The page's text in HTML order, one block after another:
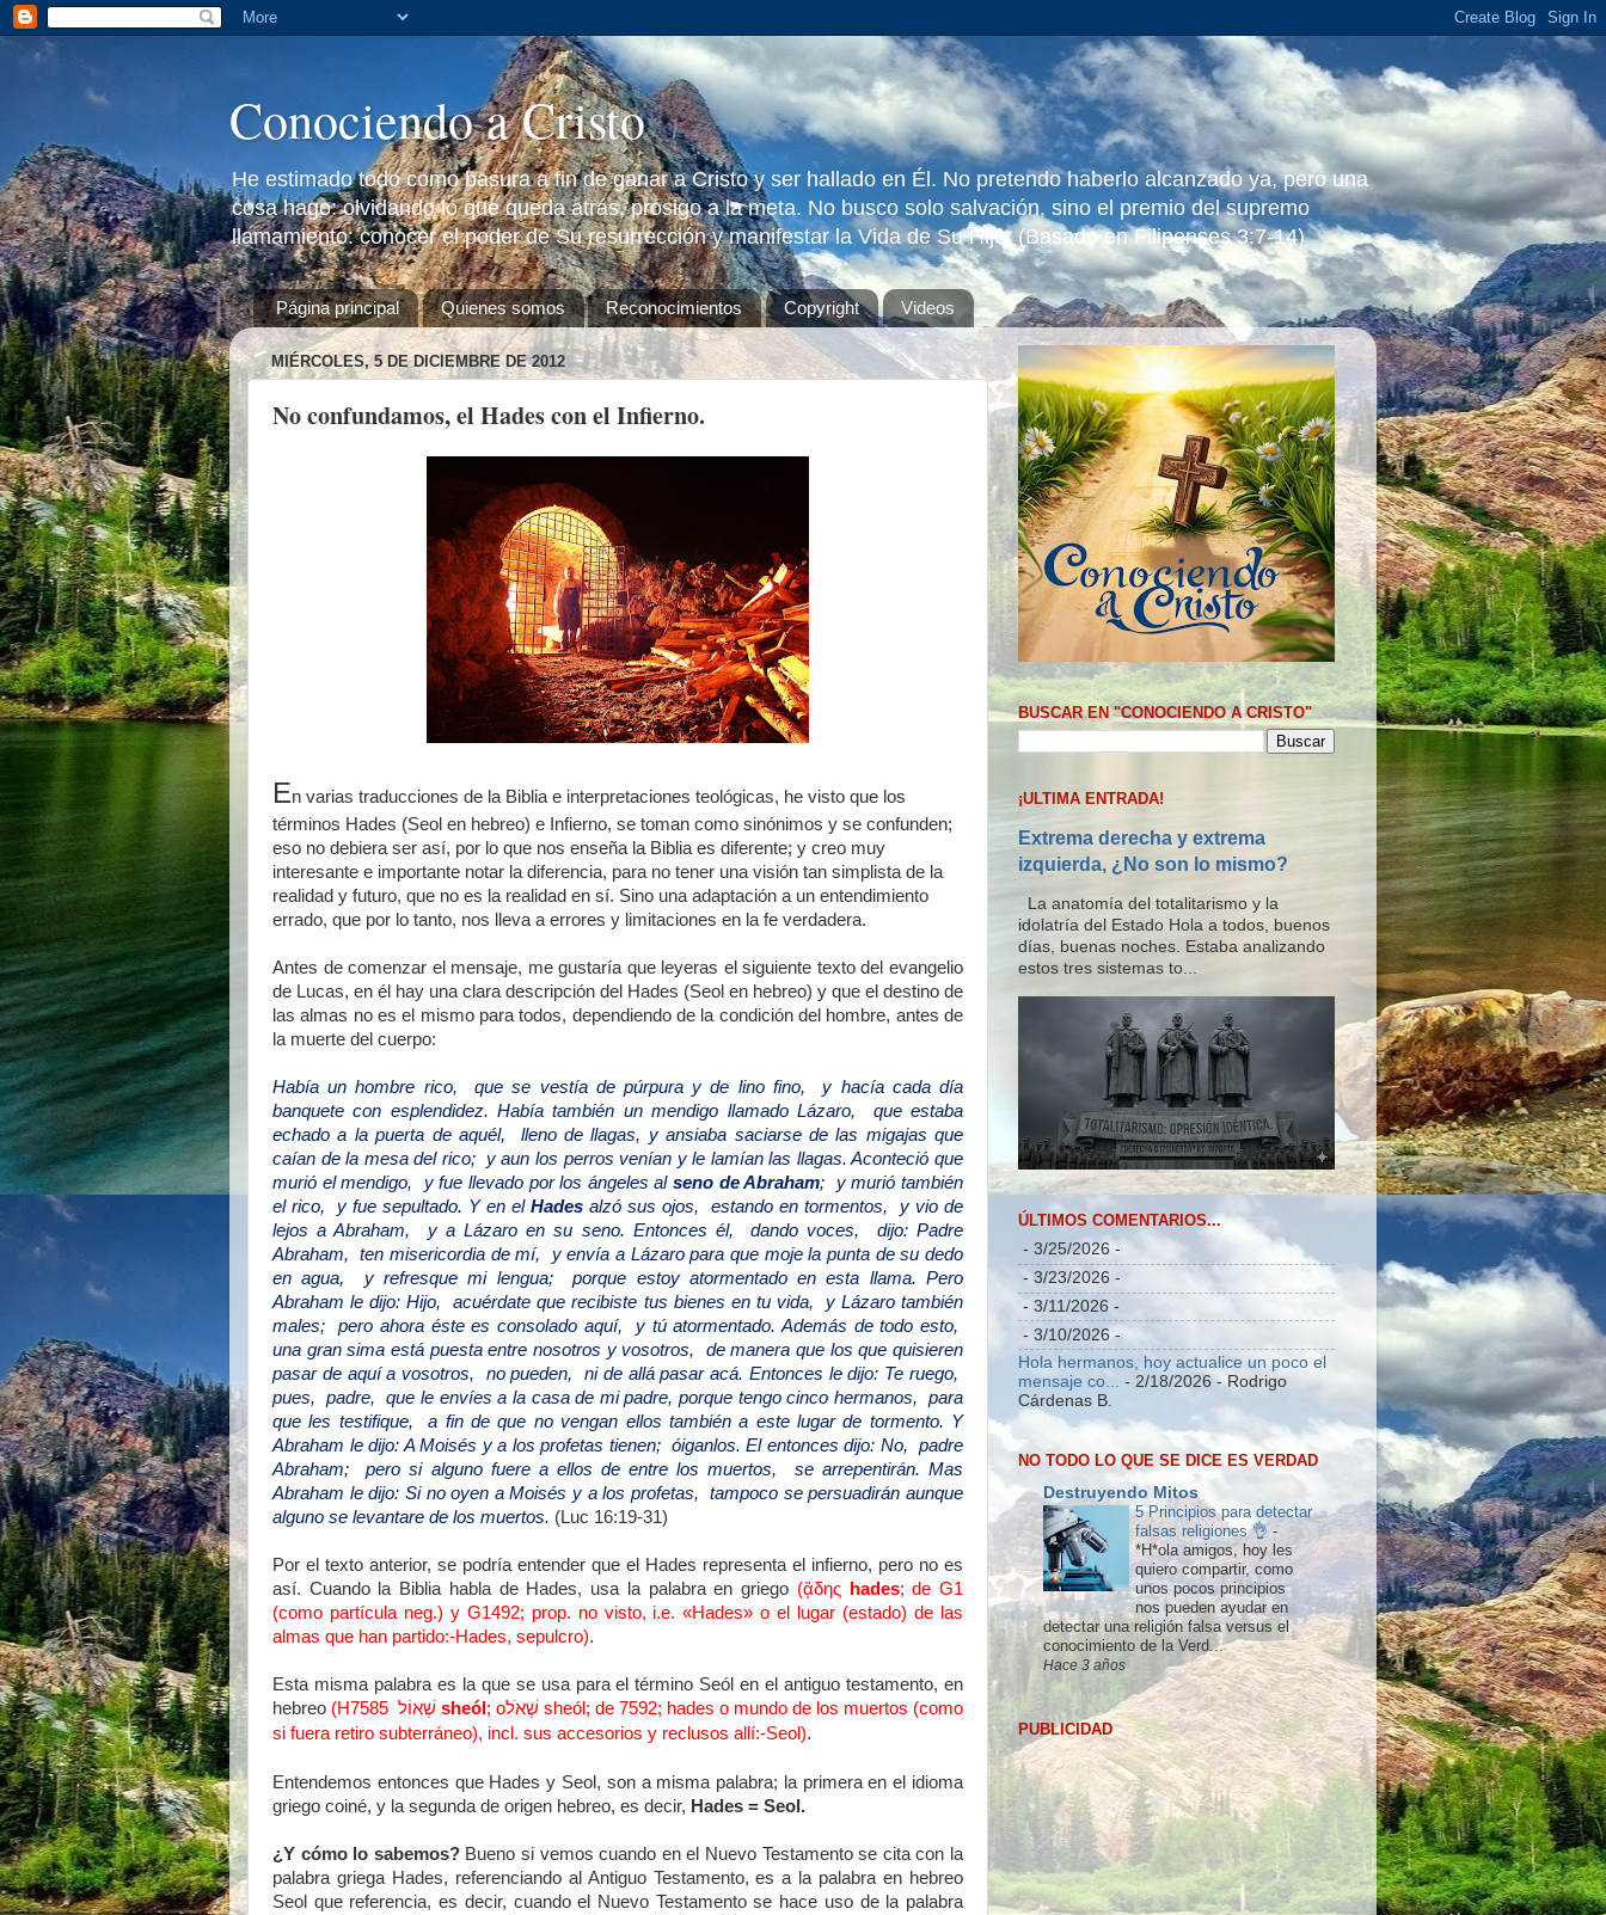
Conociendo a Cristo
He estimado todo como basura a fin de ganar a Cristo y ser hallado en Él. No pretendo haberlo alcanzado ya, pero una
cosa hago: olvidando lo que queda atrás, prosigo a la meta. No busco solo salvación, sino el premio del supremo
llamamiento: conocer el poder de Su resurrección y manifestar la Vida de Su Hijo. (Basado en Filipenses 3:7-14)
Página principal Quienes somos Reconocimientos Copyright Videos
MIÉRCOLES, 5 DE DICIEMBRE DE 2012
No confundamos, el Hades con el Infierno.
En varias traducciones de la Biblia e interpretaciones teológicas, he visto que los
términos Hades (Seol en hebreo) e Infierno, se toman como sinónimos y se confunden;
eso no debiera ser así, por lo que nos enseña la Biblia es diferente; y creo muy
interesante e importante notar la diferencia, para no tener una visión tan simplista de la
realidad y futuro, que no es la realidad en sí. Sino una adaptación a un entendimiento
errado, que por lo tanto, nos lleva a errores y limitaciones en la fe verdadera.
Antes de comenzar el mensaje, me gustaría que leyeras el siguiente texto del evangelio
de Lucas, en él hay una clara descripción del Hades (Seol en hebreo) y que el destino de
las almas no es el mismo para todos, dependiendo de la condición del hombre, antes de
la muerte del cuerpo:
Había un hombre rico, que se vestía de púrpura y de lino fino, y hacía cada día
banquete con esplendidez. Había también un mendigo llamado Lázaro, que estaba
echado a la puerta de aquél, lleno de llagas, y ansiaba saciarse de las migajas que
caían de la mesa del rico; y aun los perros venían y le lamían las llagas. Aconteció que
murió el mendigo, y fue llevado por los ángeles alseno de Abraham; y murió también
el rico, y fue sepultado. Y en el Hades alzó sus ojos, estando en tormentos, y vio de
lejos a Abraham, y a Lázaro en su seno. Entonces él, dando voces, dijo: Padre
Abraham, ten misericordia de mí, y envía a Lázaro para que moje la punta de su dedo
en agua, y refresque mi lengua; porque estoy atormentado en esta llama. Pero
Abraham le dijo: Hijo, acuérdate que recibiste tus bienes en tu vida, y Lázaro también
males; pero ahora éste es consolado aquí, y tú atormentado. Además de todo esto,
una gran sima está puesta entre nosotros y vosotros, de manera que los que quisieren
pasar de aquí a vosotros, no pueden, ni de allá pasar acá. Entonces le dijo: Te ruego,
pues, padre, que le envíes a la casa de mi padre, porque tengo cinco hermanos, para
que les testifique, a fin de que no vengan ellos también a este lugar de tormento. Y
Abraham le dijo: A Moisés y a los profetas tienen; óiganlos. El entonces dijo: No, padre
Abraham; pero si alguno fuere a ellos de entre los muertos, se arrepentirán. Mas
Abraham le dijo: Si no oyen a Moisés y a los profetas, tampoco se persuadirán aunque
alguno se levantare de los muertos. (Luc 16:19-31)
Por el texto anterior, se podría entender que el Hades representa el infierno, pero no es
así. Cuando la Biblia habla de Hades, usa la palabra en griego (ᾅδης hades; de G1
(como partícula neg.) y G1492; prop. no visto, i.e. «Hades» o el lugar (estado) de las
almas que han partido:-Hades, sepulcro).
Esta misma palabra es la que se usa para el término Seól en el antiguo testamento, en
hebreo (H7585 שְׁאוֹל sheól ; oשְׁאֹל sheól; de 7592; hades o mundo de los muertos (como
si fuera retiro subterráneo), incl. sus accesorios y reclusos allí:-Seol).
Entendemos entonces que Hades y Seol, son a misma palabra; la primera en el idioma
griego coiné, y la segunda de origen hebreo, es decir, Hades = Seol.
¿Y cómo lo sabemos?Bueno si vemos cuando en el Nuevo Testamento se cita con la
palabra griega Hades, referenciando al Antiguo Testamento, es a la palabra en hebreo
Seol que referencia, es decir, cuando el Nuevo Testamento se hace uso de la palabra
BUSCAR EN "CONOCIENDO A CRISTO"
¡ULTIMA ENTRADA!
Extrema derecha y extrema
izquierda, ¿No son lo mismo?
La anatomía del totalitarismo y la
idolatría del Estado Hola a todos, buenos
días, buenas noches. Estaba analizando
estos tres sistemas to...
ÚLTIMOS COMENTARIOS...
- 3/25/2026 -
- 3/23/2026 -
- 3/11/2026 -
- 3/10/2026 -
Hola hermanos, hoy actualice un poco el
mensaje co... - 2/18/2026- Rodrigo
Cárdenas B.
NO TODO LO QUE SE DICE ES VERDAD
Destruyendo Mitos
5 Principios para detectar
falsas religiones 👌-
*H*ola amigos, hoy les
quiero compartir, como
unos pocos principios
nos pueden ayudar en
detectar una religión falsa versus el
conocimiento de la Verd...
Hace 3 años
PUBLICIDAD